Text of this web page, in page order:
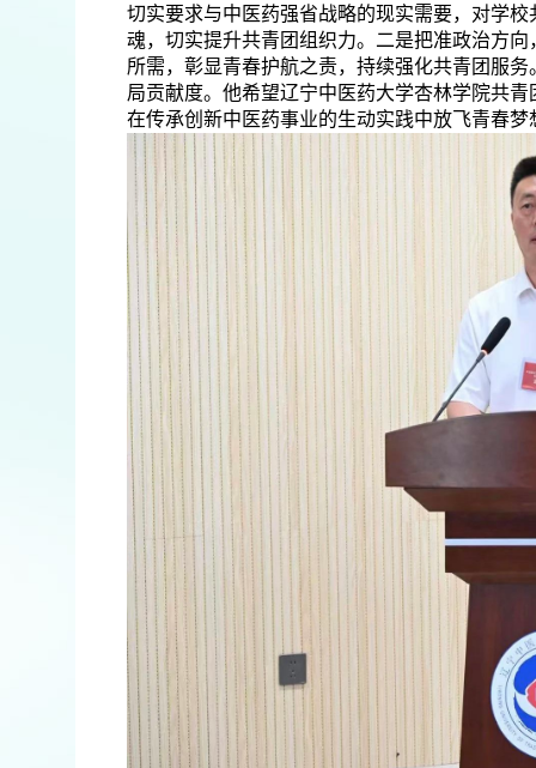
切实要求与中医药强省战略的现实需要，对学
魂，切实提升共青团组织力。二是把准政治方
所需，彰显青春护航之责，持续强化共青团服
局贡献度。他希望辽宁中医药大学杏林学院共
在传承创新中医药事业的生动实践中放飞青春